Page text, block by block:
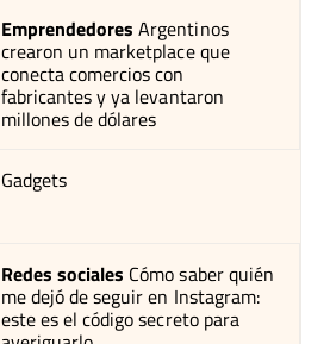
Emprendedores Argentinos
crearon un marketplace que
conecta comercios con
fabricantes y ya levantaron
millones de dólares
Gadgets
Redes sociales Cómo saber quién
me dejó de seguir en Instagram:
este es el código secreto para